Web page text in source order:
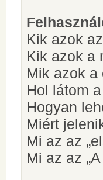
Kik azok
Kik azok a
Mik azok a
Hol látom
Hogyan
Miért
Mi az az
Mi az az